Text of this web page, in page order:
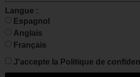
Langue :
Espagnol
Anglais
Français
J'accepte la Politique de